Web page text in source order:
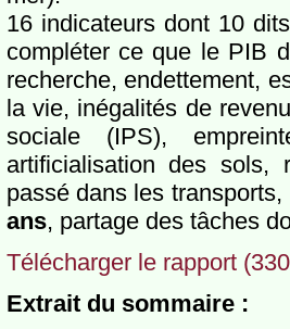
16 indicateurs dont 10
compléter ce que le PIB
recherche, endettement,
la vie, inégalités de
sociale (IPS),
artificialisation des sols,
passé dans les transports,
ans, partage des tâches
Télécharger le rapport
Extrait du sommaire :